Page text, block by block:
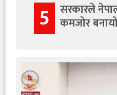
5 सरकारले
कमजोर